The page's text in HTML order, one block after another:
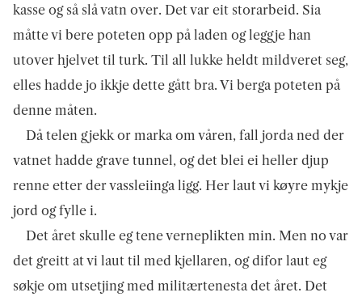
kasse og så slå vatn over. Det var eit storarbeid. Sia
måtte vi bere poteten opp på laden og leggje han
utover hjelvet til turk. Til all lukke heldt mildveret seg,
elles hadde jo ikkje dette gått bra. Vi berga poteten på
denne måten.
Då telen gjekk or marka om våren, fall jorda ned der
vatnet hadde grave tunnel, og det blei ei heller djup
renne etter der vasslei­inga ligg. Her laut vi køyre mykje
jord og fylle i.
Det året skulle eg tene verneplikten min. Men no var
det greitt at vi laut til med kjellaren, og difor laut eg
søkje om utsetjing med militærtenesta det året. Det